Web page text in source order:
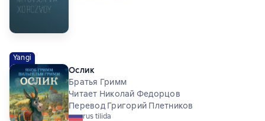
Yangi
Ослик
Братья Гримм
Читает Николай Федорцов
Перевод Григорий Плетников
rus tilida